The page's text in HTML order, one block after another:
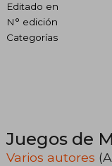
Editado en
N° edición
Categorías
Juegos de
Varios autores